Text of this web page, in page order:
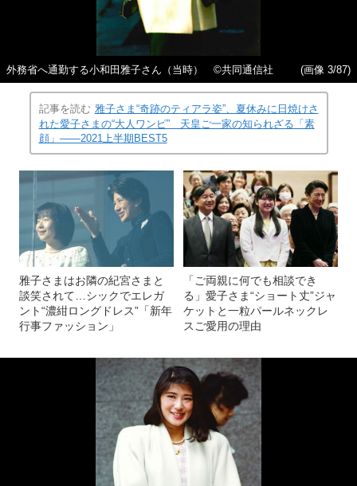
外務省へ通勤する小和田雅子さん（当時） ©共同通信社 (画像 3/87)
記事を読む 雅子さま“奇跡のティアラ姿”、夏休みに日焼けさ
れた愛子さまの“大人ワンピ” 天皇ご一家の知られざる「素
顔」――2021上半期BEST5
雅子さまはお隣の紀宮さまと
談笑されて…シックでエレガ
ント“濃紺ロングドレス”「新年
行事ファッション」
「ご両親に何でも相談でき
る」愛子さま“ショート丈”ジャ
ケットと一粒パールネックレ
スご愛用の理由